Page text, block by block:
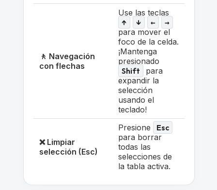
🚶 Navegación
con flechas
Use las teclas
↑
↓ ←
→
para mover el
foco de la celda.
¡Mantenga
presionado
Shift
para
expandir la
selección
usando el
teclado!
❌ Limpiar
selección (Esc)
Presione
Esc
para borrar
todas las
selecciones de
la tabla activa.